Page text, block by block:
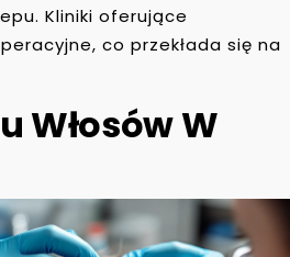
Kliniki oferujące
co przekłada się na
Włosów W